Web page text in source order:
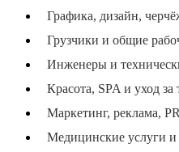
Графика, дизайн,
Грузчики и общие
Инженеры и
Красота, SPA и уход за
Маркетинг, реклама,
Медицинские услуги и